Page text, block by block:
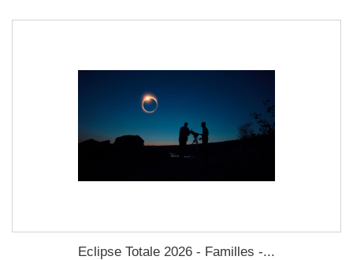
Eclipse Totale 2026 - Familles -...